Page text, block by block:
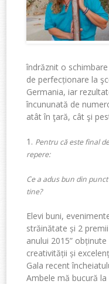
îndrăznit o
de perfecționare la
Germania, iar
încununată de
atât în ţară, cât şi
1. Pentru că este final
repere:
Ce a adus bun din
tine?
Elevi buni,
străinătate și 2
anului 2015”
creativității și
Gala recent
Ambele mă bucură